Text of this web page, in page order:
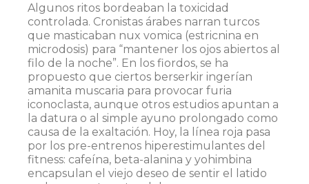
Algunos ritos bordeaban la toxicidad
controlada. Cronistas árabes narran turcos
que masticaban nux vomica (estricnina en
microdosis) para “mantener los ojos abiertos al
filo de la noche”. En los fiordos, se ha
propuesto que ciertos berserkir ingerían
amanita muscaria para provocar furia
iconoclasta, aunque otros estudios apuntan a
la datura o al simple ayuno prolongado como
causa de la exaltación. Hoy, la línea roja pasa
por los pre-entrenos hiperestimulantes del
fitness: cafeína, beta-alanina y yohimbina
encapsulan el viejo deseo de sentir el latido